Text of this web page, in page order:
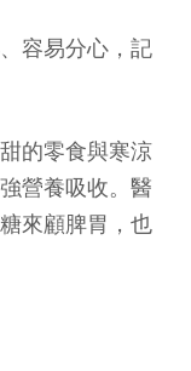
容易分心，記
的零食與寒涼
營養吸收。醫
來顧脾胃，也